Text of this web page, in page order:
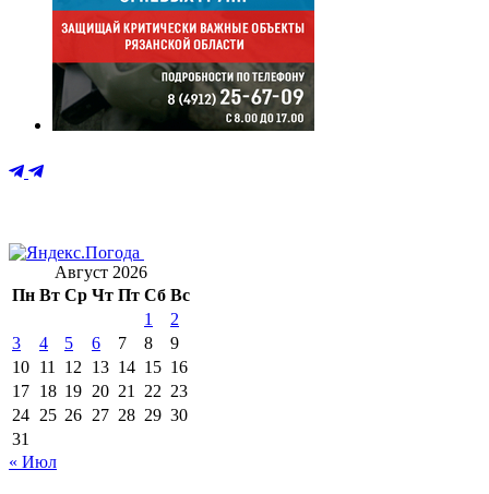
Август 2026
Пн Вт Ср Чт Пт Сб Вс
1
2
3
4 5 6 7 8
9
10 11 12 13 14 15 16
17 18 19 20 21 22 23
24 25 26 27 28 29 30
31
« Июл